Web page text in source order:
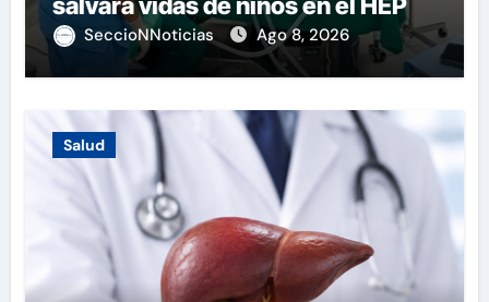
SeccioNNoticias Ago 8, 2026
Salud